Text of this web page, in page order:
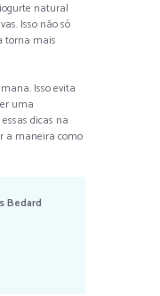
natural
Isso não só
torna mais
Isso evita
uma
dicas na
a maneira como
Bedard